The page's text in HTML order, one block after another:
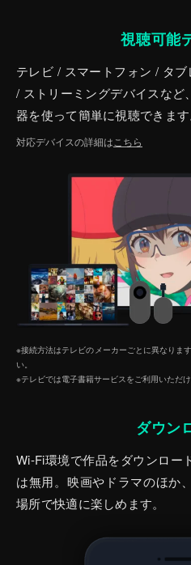
視聴可能
テレビ / スマートフォン / タ
/ ストリーミングデバイスな
器を使って簡単に視聴できます
対応デバイスの詳細は こちら
※接続方法はテレビのメーカーごとに異なりま
い。
※テレビでは電子書籍サービスをご利⽤いただけ
ダウン
Wi-Fi環境で作品をダウンロー
は無用。映画やドラマのほか
場所で快適に楽しめます。